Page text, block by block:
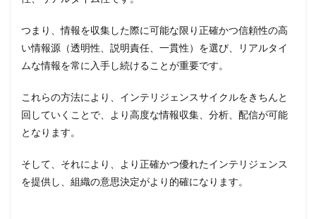
つまり、情報を収集した際に可能な限り正確かつ信頼性の高
い情報源（透明性、説明責任、一貫性）を選び、リアルタイ
ムな情報を常に入手し続けることが重要です。
これらの方法により、インテリジェンスサイクルをきちんと
回していくことで、より高度な情報収集、分析、配信が可能
となります。
そして、それにより、より正確かつ優れたインテリジェンス
を提供し、組織の意思決定がより的確になります。